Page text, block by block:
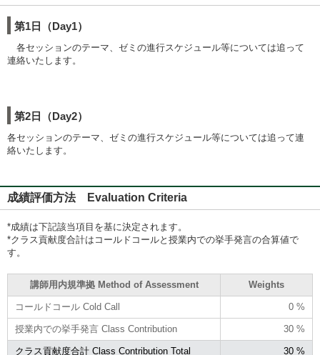
第1日（Day1）
各セッションのテーマ、ゼミの進行スケジュール等については追って
連絡いたします。
第2日（Day2）
各セッションのテーマ、ゼミの進行スケジュール等については追って連
絡いたします。
成績評価方法 Evaluation Criteria
*成績は下記該当項目を基に決定されます。
*クラス貢献度合計はコールドコールと授業内での挙手発言の合算値で
す。
講師用内規準拠 Method of Assessment Weights
コールドコール Cold Call 0 %
授業内での挙手発言 Class Contribution 30 %
クラス貢献度合計 Class Contribution Total 30 %